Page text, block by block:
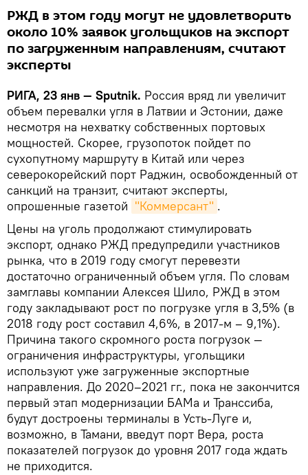
РЖД в этом году могут не удовлетворить
около 10% заявок угольщиков на экспорт
по загруженным направлениям, считают
эксперты
РИГА, 23 янв — Sputnik. Россия вряд ли увеличит
объем перевалки угля в Латвии и Эстонии, даже
несмотря на нехватку собственных портовых
мощностей. Скорее, грузопоток пойдет по
сухопутному маршруту в Китай или через
северокорейский порт Раджин, освобожденный от
санкций на транзит, считают эксперты,
опрошенные газетой "Коммерсант" .
Цены на уголь продолжают стимулировать
экспорт, однако РЖД предупредили участников
рынка, что в 2019 году смогут перевезти
достаточно ограниченный объем угля. По словам
замглавы компании Алексея Шило, РЖД в этом
году закладывают рост по погрузке угля в 3,5% (в
2018 году рост составил 4,6%, в 2017-м – 9,1%).
Причина такого скромного роста погрузок —
ограничения инфраструктуры, угольщики
используют уже загруженные экспортные
направления. До 2020–2021 гг., пока не закончится
первый этап модернизации БАМа и Транссиба,
будут достроены терминалы в Усть-Луге и,
возможно, в Тамани, введут порт Вера, роста
показателей погрузок до уровня 2017 года ждать
не приходится.